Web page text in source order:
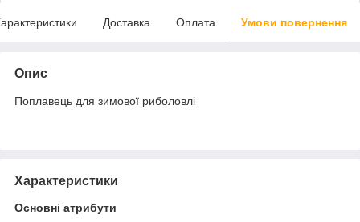
Доставка Оплата Умови повернення
Опис
Поплавець для зимової риболовлі
Характеристики
Основні атрибути